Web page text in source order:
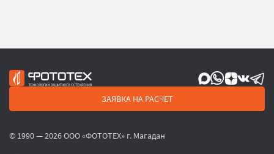
ЗАЯВКА НА РАСЧЕТ
© 1990 — 2026 ООО «ФОТОТЕХ» г. Магадан